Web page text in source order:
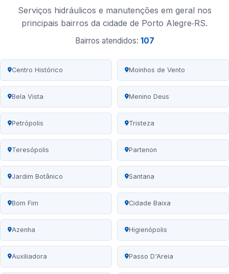
Serviços hidráulicos e manutenções em geral nos
principais bairros da cidade de Porto Alegre‑RS.
Bairros atendidos: 107
Centro Histórico Moinhos de Vento
Bela Vista Menino Deus
Petrópolis Tristeza
Teresópolis Partenon
Jardim Botânico Santana
Bom Fim Cidade Baixa
Azenha Higienópolis
Auxiliadora Passo D'Areia